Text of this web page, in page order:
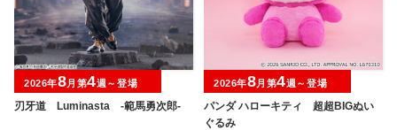
刃牙道 Luminasta ‐範馬勇次郎‐
2026年8月第4週～登場
パンダ ハローキティ 超超BIGぬい
ぐるみ
2026年8月第4週～登場